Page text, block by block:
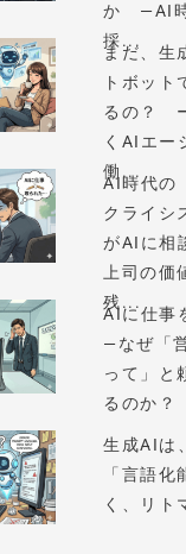
か —AI
採...
まだ、生
トボット
るの？
くAIエー
働...
AI時代の
クライ
がAIに相
上司の価
残...
AIに仕事
—なぜ「
って」と
るのか？
生成AIは
「言語化
く、リト